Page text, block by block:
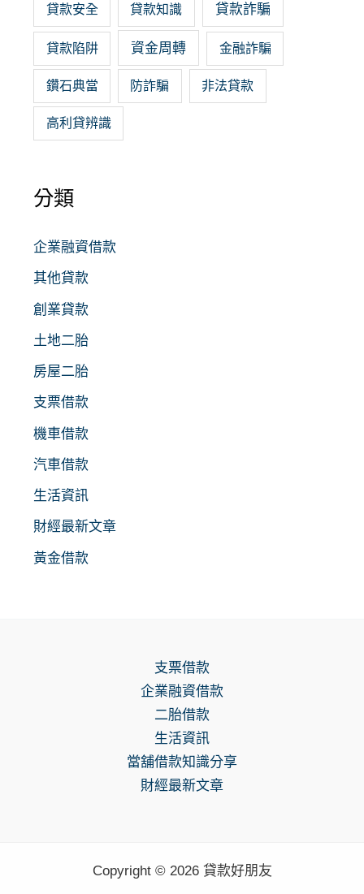
貸款安全 貸款知識 貸款詐騙
貸款陷阱 資金周轉 金融詐騙
鑽石典當 防詐騙 非法貸款
高利貸辨識
分類
企業融資借款
其他貸款
創業貸款
土地二胎
房屋二胎
支票借款
機車借款
汽車借款
生活資訊
財經最新文章
黃金借款
支票借款
企業融資借款
二胎借款
生活資訊
當舖借款知識分享
財經最新文章
Copyright © 2026 貸款好朋友